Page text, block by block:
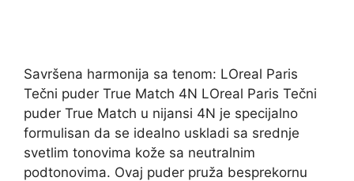
Savršena harmonija sa tenom: LOreal Paris
Tečni puder True Match 4N LOreal Paris Tečni
puder True Match u nijansi 4N je specijalno
formulisan da se idealno uskladi sa srednje
svetlim tonovima kože sa neutralnim
podtonovima. Ovaj puder pruža besprekornu